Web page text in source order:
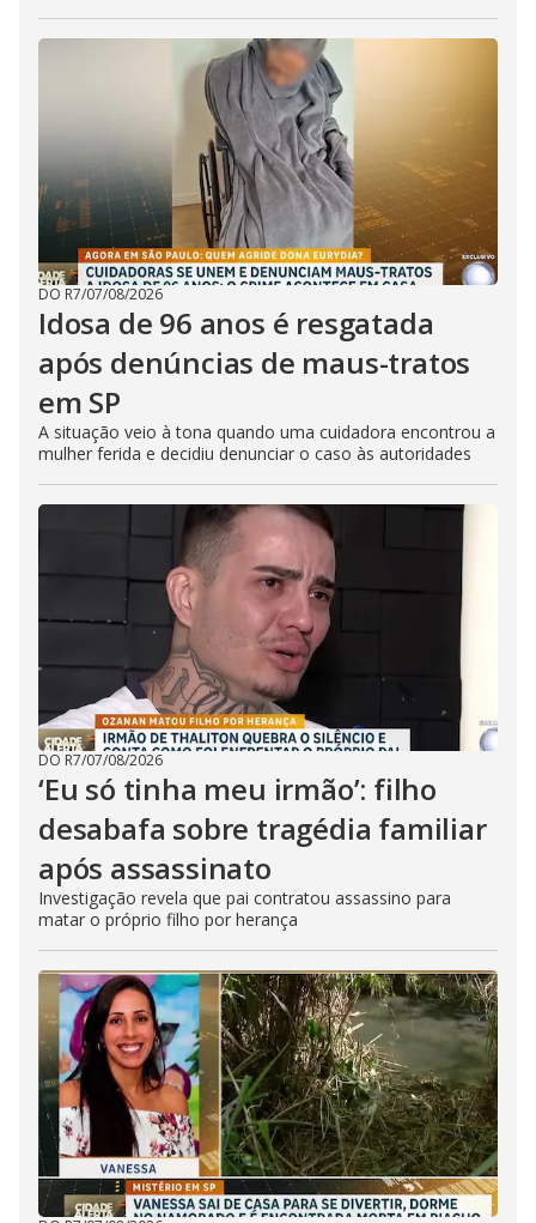
DO R7/07/08/2026
Idosa de 96 anos é resgatada
após denúncias de maus-tratos
em SP
A situação veio à tona quando uma cuidadora encontrou a
mulher ferida e decidiu denunciar o caso às autoridades
DO R7/07/08/2026
‘Eu só tinha meu irmão’: filho
desabafa sobre tragédia familiar
após assassinato
Investigação revela que pai contratou assassino para
matar o próprio filho por herança